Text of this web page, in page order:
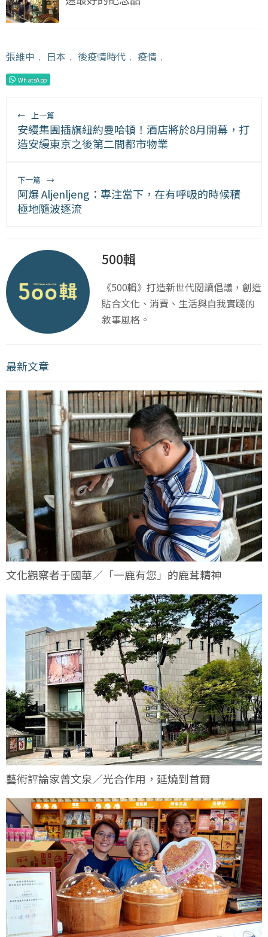
張維中 ﹒ 日本 ﹒ 後疫情時代 ﹒ 疫情 ﹒
WhatsApp
← 上一篇
安縵集團插旗紐約曼哈頓！酒店將於8月開幕，打
造安縵東京之後第二間都市物業
下一篇 →
阿爆 Aljenljeng：專注當下，在有呼吸的時候積
極地隨波逐流
500輯
《500輯》打造新世代閱讀倡議，創造
貼合文化、消費、生活與自我實踐的
敘事風格。
最新文章
文化觀察者于國華／「一鹿有您」的鹿茸精神
藝術評論家曾文泉／光合作用，延燒到首爾